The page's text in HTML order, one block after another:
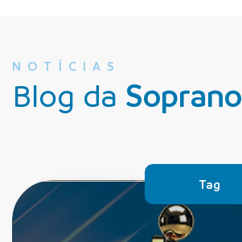
NOTÍCIAS
Blog da Soprano
Tag